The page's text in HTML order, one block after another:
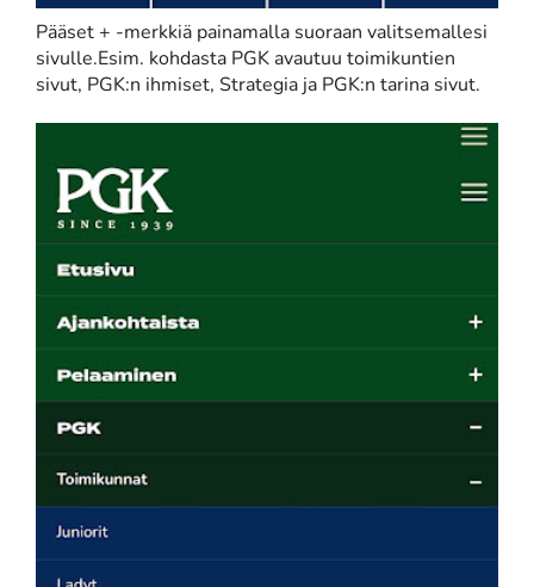
Pääset + -merkkiä painamalla suoraan valitsemallesi
sivulle.Esim. kohdasta PGK avautuu toimikuntien
sivut, PGK:n ihmiset, Strategia ja PGK:n tarina sivut.